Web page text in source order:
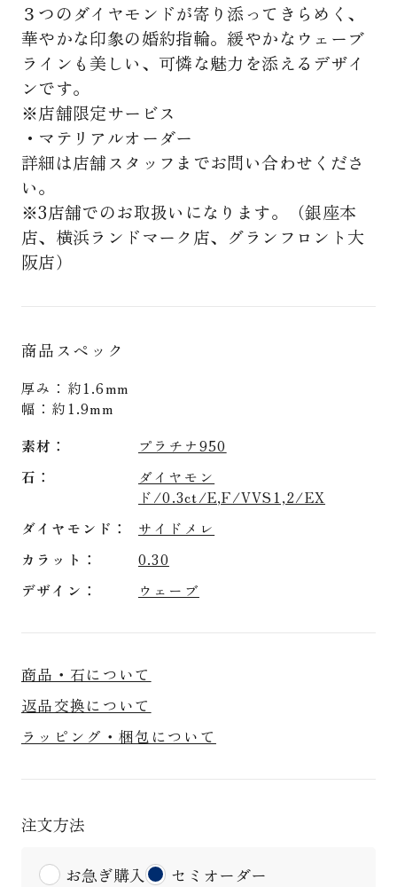
３つのダイヤモンドが寄り添ってきらめく、
華やかな印象の婚約指輪。緩やかなウェーブ
ラインも美しい、可憐な魅力を添えるデザイ
ンです。
※店舗限定サービス
・マテリアルオーダー
詳細は店舗スタッフまでお問い合わせくださ
い。
※3店舗でのお取扱いになります。（銀座本
店、横浜ランドマーク店、グランフロント大
阪店）
商品スペック
厚み：約1.6mm
幅：約1.9mm
素材
プラチナ950
石
ダイヤモン
ド/0.3ct/E,F/VVS1,2/EX
ダイヤモンド
サイドメレ
カラット
0.30
デザイン
ウェーブ
商品・石について
返品交換について
ラッピング・梱包について
注文方法
お急ぎ購入 セミオーダー